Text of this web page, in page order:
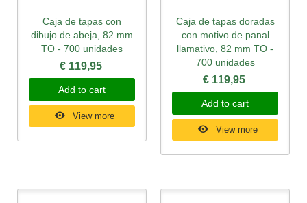
Caja de tapas con
dibujo de abeja, 82 mm
TO - 700 unidades
€ 119,95
Add to cart
View more
Caja de tapas doradas
con motivo de panal
llamativo, 82 mm TO -
700 unidades
€ 119,95
Add to cart
View more